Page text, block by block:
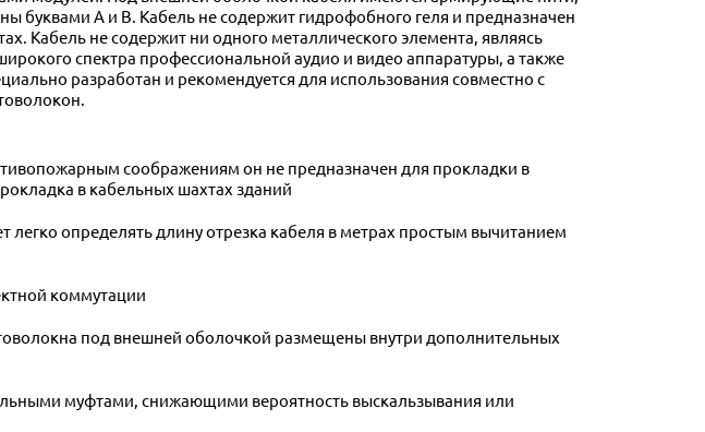
А и В. Кабель не содержит гидрофобного геля и предназначен
Кабель не содержит ни одного металлического элемента, являясь
спектра профессиональной аудио и видео аппаратуры, а также
разработан и рекомендуется для использования совместно с
соображениям он не предназначен для прокладки в
в кабельных шахтах зданий
определять длину отрезка кабеля в метрах простым вычитанием
коммутации
под внешней оболочкой размещены внутри дополнительных
муфтами, снижающими вероятность выскальзывания или